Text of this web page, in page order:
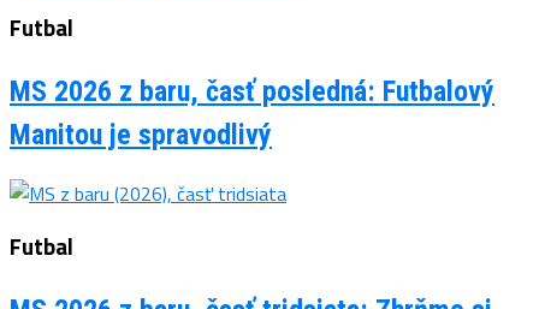
Futbal
MS 2026 z baru, časť posledná: Futbalový
Manitou je spravodlivý
Futbal